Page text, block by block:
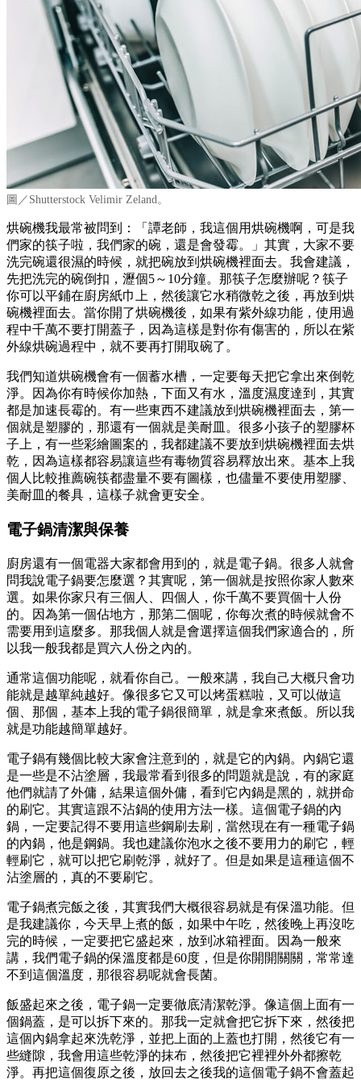
圖／Shutterstock Velimir Zeland。
烘碗機我最常被問到：「譚老師，我這個用烘碗機啊，可是我
們家的筷子啦，我們家的碗，還是會發霉。」其實，大家不要
洗完碗還很濕的時候，就把碗放到烘碗機裡面去。我會建議，
先把洗完的碗倒扣，瀝個5～10分鐘。那筷子怎麼辦呢？筷子
你可以平鋪在廚房紙巾上，然後讓它水稍微乾之後，再放到烘
碗機裡面去。當你開了烘碗機後，如果有紫外線功能，使用過
程中千萬不要打開蓋子，因為這樣是對你有傷害的，所以在紫
外線烘碗過程中，就不要再打開取碗了。
我們知道烘碗機會有一個蓄水槽，一定要每天把它拿出來倒乾
淨。因為你有時候你加熱，下面又有水，溫度濕度達到，其實
都是加速長霉的。有一些東西不建議放到烘碗機裡面去，第一
個就是塑膠的，那還有一個就是美耐皿。很多小孩子的塑膠杯
子上，有一些彩繪圖案的，我都建議不要放到烘碗機裡面去烘
乾，因為這樣都容易讓這些有毒物質容易釋放出來。基本上我
個人比較推薦碗筷都盡量不要有圖樣，也儘量不要使用塑膠、
美耐皿的餐具，這樣子就會更安全。
電子鍋清潔與保養
廚房還有一個電器大家都會用到的，就是電子鍋。很多人就會
問我說電子鍋要怎麼選？其實呢，第一個就是按照你家人數來
選。如果你家只有三個人、四個人，你千萬不要買個十人份
的。因為第一個佔地方，那第二個呢，你每次煮的時候就會不
需要用到這麼多。那我個人就是會選擇這個我們家適合的，所
以我一般我都是買六人份之內的。
通常這個功能呢，就看你自己。一般來講，我自己大概只會功
能就是越單純越好。像很多它又可以烤蛋糕啦，又可以做這
個、那個，基本上我的電子鍋很簡單，就是拿來煮飯。所以我
就是功能越簡單越好。
電子鍋有幾個比較大家會注意到的，就是它的內鍋。內鍋它還
是一些是不沾塗層，我最常看到很多的問題就是說，有的家庭
他們就請了外傭，結果這個外傭，看到它內鍋是黑的，就拼命
的刷它。其實這跟不沾鍋的使用方法一樣。這個電子鍋的內
鍋，一定要記得不要用這些鋼刷去刷，當然現在有一種電子鍋
的內鍋，他是鋼鍋。我也建議你泡水之後不要用力的刷它，輕
輕刷它，就可以把它刷乾淨，就好了。但是如果是這種這個不
沾塗層的，真的不要刷它。
電子鍋煮完飯之後，其實我們大概很容易就是有保溫功能。但
是我建議你，今天早上煮的飯，如果中午吃，然後晚上再沒吃
完的時候，一定要把它盛起來，放到冰箱裡面。因為一般來
講，我們電子鍋的保溫度都是60度，但是你開開關關，常常達
不到這個溫度，那很容易呢就會長菌。
飯盛起來之後，電子鍋一定要徹底清潔乾淨。像這個上面有一
個鍋蓋，是可以拆下來的。那我一定就會把它拆下來，然後把
這個內鍋拿起來洗乾淨，並把上面的上蓋也打開，然後它有一
些縫隙，我會用這些乾淨的抹布，然後把它裡裡外外都擦乾
淨。再把這個復原之後，放回去之後我的這個電子鍋不會蓋起